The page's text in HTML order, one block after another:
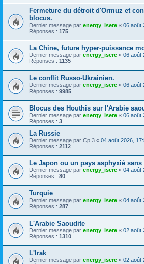
Fermeture du détroit d'Ormuz et
blocus.
Dernier message par energy_isere « 06 août
Réponses : 175
La Chine, future hyper-puissance
Dernier message par energy_isere « 06 août
Réponses : 1135
Le conflit Russo-Ukrainien.
Dernier message par energy_isere « 06 août
Réponses : 9985
Blocus des Houthis sur l'Arabie
Dernier message par energy_isere « 06 août
Réponses : 3
La Russie
Dernier message par Cp 3 « 04 août 2026,
Réponses : 2112
Le Japon ou un pays asphyxié
Dernier message par energy_isere « 04 août
Réponses : 80
Turquie
Dernier message par energy_isere « 04 août
Réponses : 287
L'Arabie Saoudite
Dernier message par energy_isere « 02 août
Réponses : 1310
L'Irak
Dernier message par energy_isere « 02 août